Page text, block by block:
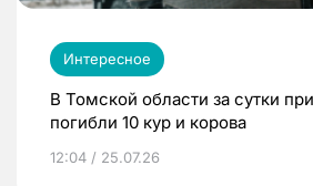
Интересное
В Томской области за сутки
погибли 10 кур и корова
12:04 / 25.07.26